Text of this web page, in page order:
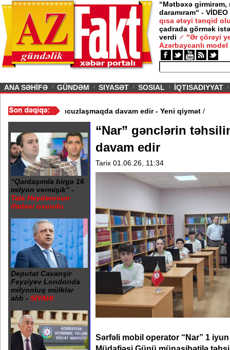
“Mətbəxə girmirəm,
daramıram“ - VİDEO
qısa ətəyi tənqid
çadrada görmək
verdi
“Ər çörəyi
Azərbaycanlı model
ANA SƏHİFƏ GÜNDƏM SIYASƏT SOSIAL İQTISADIYYAT
/ Azərbaycan nefti ucuzlaşmaqda davam edir - Yeni qiymət
“Qardaşımla birgə 16
milyon vermişik” -
Tale Heydərovun
ifadəsi oxundu
Deputat Cavanşir
Feyziyev Londonda
milyonluq mülklər
alıb - SİYAHI
“Nar” gənclərin
davam edir
Tarix 01.06.26, 11:34
Sərfəli mobil operator “Nar” 1